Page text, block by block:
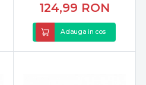
124,99 RON
Adauga in cos